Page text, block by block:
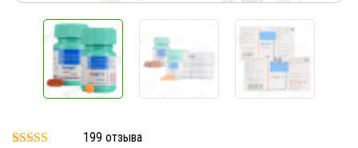
199 отзыва